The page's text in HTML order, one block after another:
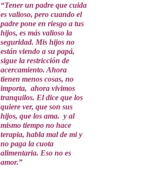
“Tener un padre que cuida
es valioso, pero cuando el
padre pone en riesgo a tus
hijos, es más valioso la
seguridad. Mis hijos no
están viendo a su papá,
sigue la restricción de
acercamiento. Ahora
tienen menos cosas, no
importa, ahora vivimos
tranquilos. El dice que los
quiere ver, que son sus
hijos, que los ama. y al
mismo tiempo no hace
terapia, habla mal de mi y
no paga la cuota
alimentaria. Eso no es
amor.”